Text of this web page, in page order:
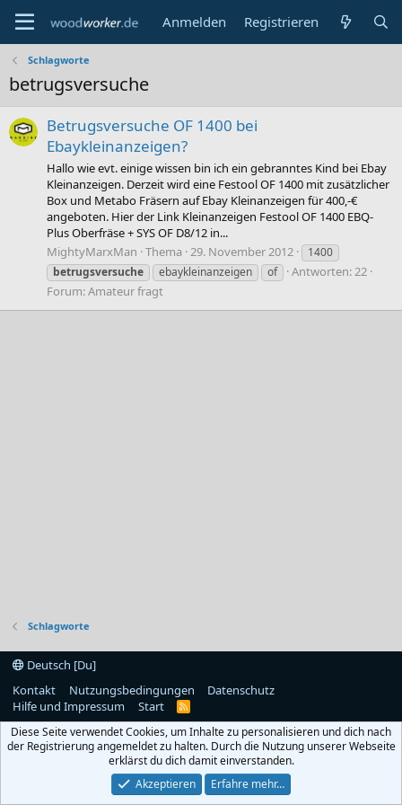
Anmelden Registrieren
Schlagworte
betrugsversuche
Betrugsversuche OF 1400 bei
Ebaykleinanzeigen?
Hallo wie evt. einige wissen bin ich ein gebranntes Kind bei Ebay
Kleinanzeigen. Derzeit wird eine Festool OF 1400 mit zusätzlicher
Box und Metabo Fräsern auf Ebay Kleinanzeigen für 400,-€
angeboten. Hier der Link Kleinanzeigen Festool OF 1400 EBQ-
Plus Oberfräse + SYS OF D8/12 in...
MightyMarxMan Thema 29. November 2012
1400
betrugsversuche
ebaykleinanzeigen of
Antworten: 22
Forum:Amateur fragt
Schlagworte
Deutsch [Du]
Kontakt
Nutzungsbedingungen
Datenschutz
Hilfe und Impressum
Start
R
S
Diese Seite verwendet Cookies, um Inhalte zu personalisieren und dich nach
der Registrierung angemeldet zu halten. Durch die Nutzung unserer Webseite
erklärst du dich damit einverstanden.
Akzeptieren
Erfahre mehr…